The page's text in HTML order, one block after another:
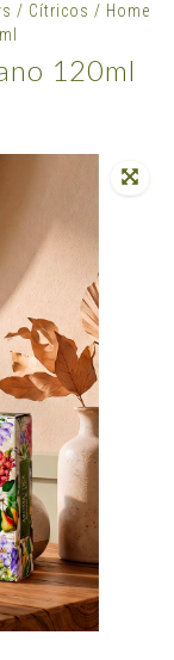
/ Cítricos / Home
120ml